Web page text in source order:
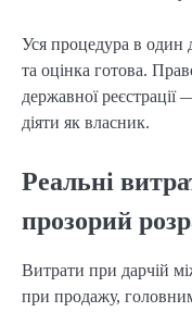
Уся процедура в один
та оцінка готова.
державної
діяти як власник.
Реальні
прозорий
Витрати при дарчій
при продажу,